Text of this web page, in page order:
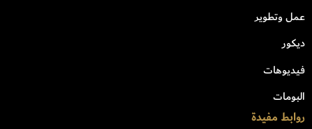
عمل وتطوير
ديكور
فيديوهات
البومات
روابط مفيدة